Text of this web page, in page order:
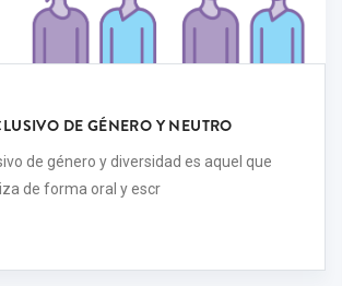
DE GÉNERO Y NEUTRO
de género y diversidad es aquel que
de forma oral y escr